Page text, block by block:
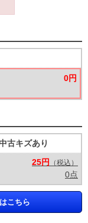
0円
古キズあり
25円
（税込）
0点
こちら